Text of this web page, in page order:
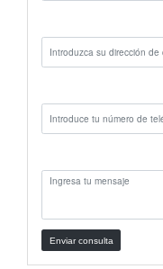
Enviar consulta